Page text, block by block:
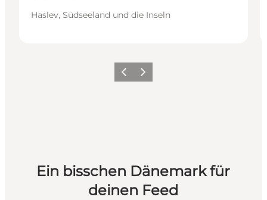
Haslev, Südseeland und die Inseln
ZurückWeiter
Ein bisschen Dänemark für
deinen Feed